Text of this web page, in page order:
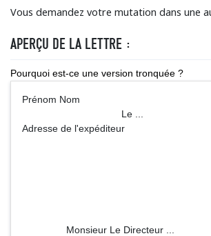
Vous demandez votre mutation dans une
APERÇU DE LA LETTRE :
Pourquoi est-ce une version tronquée ?
Prénom
Le ...
Adresse de l'expéditeur
Monsieur Le Directeur ...